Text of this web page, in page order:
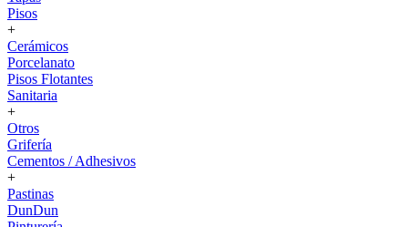
Pisos
+
Cerámicos
Porcelanato
Pisos Flotantes
Sanitaria
+
Otros
Grifería
Cementos / Adhesivos
+
Pastinas
DunDun